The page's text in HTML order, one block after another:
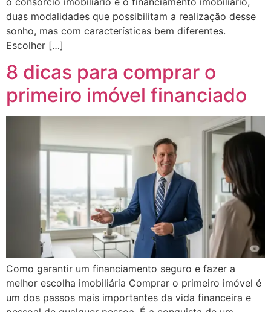
duas modalidades que possibilitam a realização desse
sonho, mas com características bem diferentes.
Escolher […]
8 dicas para comprar o
primeiro imóvel financiado
Como garantir um financiamento seguro e fazer a
melhor escolha imobiliária Comprar o primeiro imóvel é
um dos passos mais importantes da vida financeira e